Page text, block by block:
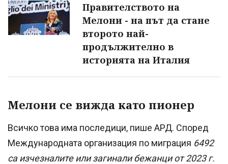
Правителството на
Мелони - на път да стане
второто най-
продължително в
историята на Италия
Мелони се вижда като пионер
Всичко това има последици, пише АРД. Според
Международната организация по миграция 6492
са изчезналите или загинали бежанци от 2023 г.